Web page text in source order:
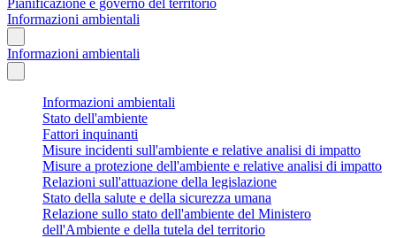
Informazioni ambientali
Informazioni ambientali
Informazioni ambientali
Stato dell'ambiente
Fattori inquinanti
Misure incidenti sull'ambiente e relative analisi di impatto
Misure a protezione dell'ambiente e relative analisi di impatto
Relazioni sull'attuazione della legislazione
Stato della salute e della sicurezza umana
Relazione sullo stato dell'ambiente del Ministero
dell'Ambiente e della tutela del territorio